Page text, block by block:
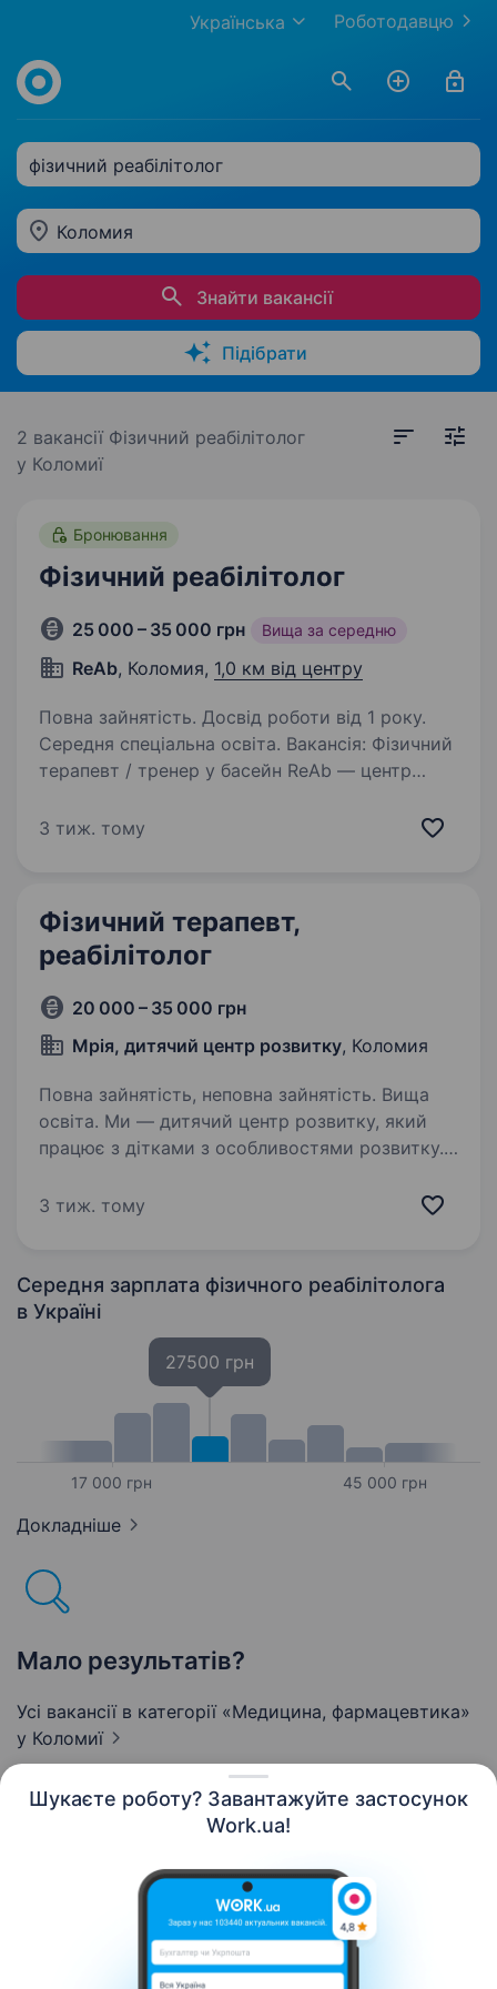
Шукаєте роботу? Завантажуйте застосунок
Work.ua!
Роботодавцю
Українська
фізичний реабілітолог
Коломия
Знайти вакансії
Підібрати
2 вакансії Фізичний реабілітолог
у Коломиї
Бронювання
Фізичний реабілітолог
25 000 – 35 000 грн Вища за середню
ReAb, Коломия, 1,0 км від центру
Повна зайнятість. Досвід роботи від 1 року.
Середня спеціальна освіта. Вакансія: Фізичний
терапевт / тренер у басейн ReAb — центр
терапія або суміжні напрями); досвід роботи
3 тиж. тому
Фізичний терапевт,
реабілітолог
20 000 – 35 000 грн
Мрія, дитячий центр розвитку, Коломия
Повна зайнятість, неповна зайнятість. Вища
освіта. Ми — дитячий центр розвитку, який
працює з дітками з особливостями розвитку.
Франківську, а зовсім скоро відкриваємо нову
3 тиж. тому
Середня зарплата фізичного реабілітолога
в Україні
17 000 грн
27500 грн
45 000 грн
Докладніше
Мало результатів?
Усі вакансії в категорії «Медицина, фармацевтика»
у Коломиї